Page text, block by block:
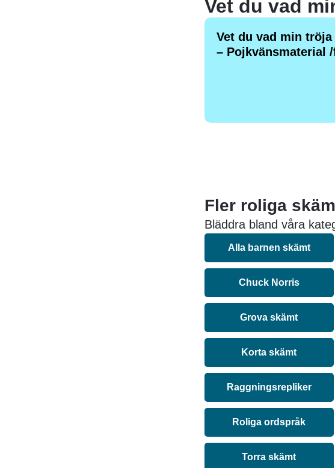
Vet du vad
Vet du vad min
– Pojkvänsmaterial
Fler roliga
Bläddra bland våra
Alla barnen skämt
Chuck Norris
Grova skämt
Korta skämt
Raggningsrepliker
Roliga ordspråk
Torra skämt